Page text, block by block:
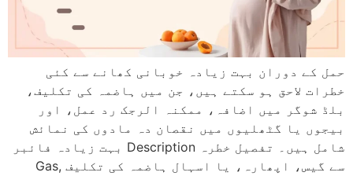
حمل کے دوران بہت زیادہ خوبانی کھانے سے کئی
خطرات لاحق ہو سکتے ہیں، جن میں ہاضمہ کی تکلیف،
بلڈ شوگر میں اضافہ، ممکنہ الرجک رد عمل، اور
بیجوں یا گٹھلیوں میں نقصان دہ مادوں کی نمائش
شامل ہیں۔ تفصیل خطرہ Description بہت زیادہ فائبر
سے گیس، اپھارہ، یا اسہال ہاضمہ کی تکلیف Gas,